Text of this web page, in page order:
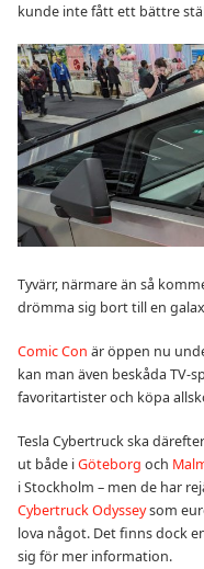
kunde inte fått ett bättre
Tyvärr, närmare än så
drömma sig bort till en
Comic Con är öppen nu
kan man även beskåda TV-
favoritartister och köpa
Tesla Cybertruck ska
ut både iGöteborg och
i Stockholm – men de har
Cybertruck Odysseysom
lova något. Det finns dock
sig för mer information.